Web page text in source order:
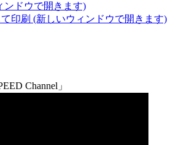
ンドウで開きます)
印刷 (新しいウィンドウで開きます)
Channel」